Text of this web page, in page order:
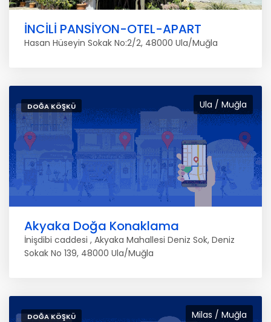
İNCİLİ PANSİYON-OTEL-APART
Hasan Hüseyin Sokak No:2/2, 48000 Ula/Muğla
Ula / Muğla
DOĞA KÖŞKÜ
Akyaka Doğa Konaklama
İnişdibi caddesi , Akyaka Mahallesi Deniz Sok, Deniz
Sokak No 139, 48000 Ula/Muğla
Milas / Muğla
DOĞA KÖŞKÜ